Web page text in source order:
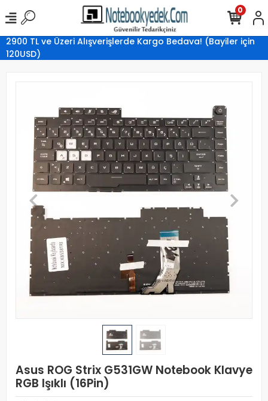
2900 TL ve Üzeri Alışverişlerde Kargo Bedava! (Bayiler için
120USD)
0
Asus ROG Strix G531GW Notebook Klavye
RGB Işıklı (16Pin)